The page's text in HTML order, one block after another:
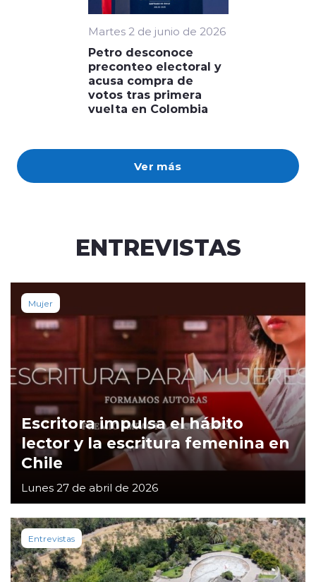
Ver más
Martes 2 de junio de 2026
Petro desconoce
preconteo electoral y
acusa compra de
votos tras primera
vuelta en Colombia
ENTREVISTAS
Mujer
Escritora impulsa el hábito
lector y la escritura femenina en
Chile
Lunes 27 de abril de 2026
Entrevistas